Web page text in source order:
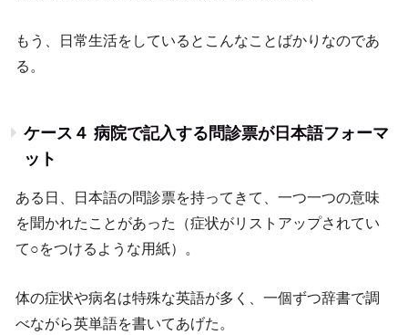
もう、日常生活をしているとこんなことばかりなのであ
る。
ケース４ 病院で記入する問診票が日本語フォーマ
ット
ある日、日本語の問診票を持ってきて、一つ一つの意味
を聞かれたことがあった（症状がリストアップされてい
て○をつけるような用紙）。
体の症状や病名は特殊な英語が多く、一個ずつ辞書で調
べながら英単語を書いてあげた。